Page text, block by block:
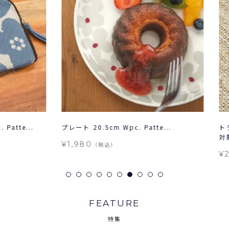
プレート 20.5cm Wpc. Patte...
¥1,980 （税込）
トラベ
FEATURE
特集